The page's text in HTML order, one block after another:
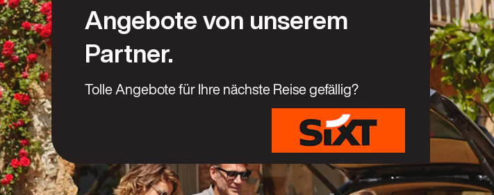
Angebote von unserem
Partner.
Tolle Angebote für Ihre nächste Reise gefällig?